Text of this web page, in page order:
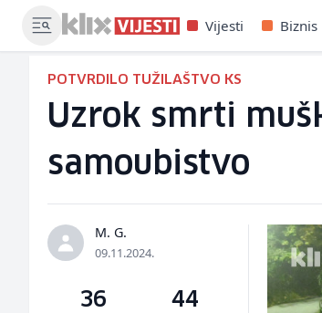
Vijesti Biznis
POTVRDILO TUŽILAŠTVO KS
Uzrok smrti
samoubistvo
M. G.
09.11.2024.
36 44